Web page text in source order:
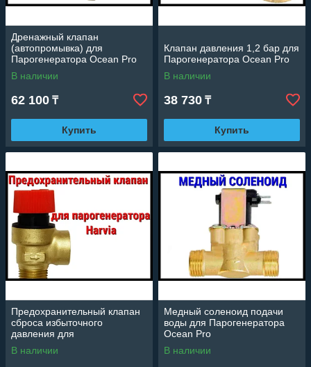
Дренажный клапан
(автопромывка) для
Парогенератора Ocean Pro
В наличии
62 100 ₸
Купить
Клапан давления 1,2 бар для
Парогенератора Ocean Pro
В наличии
38 730 ₸
Купить
Предохранительный клапан
сброса избыточного
давления для
Парогенератора Harvia
В наличии
Медный соленоид подачи
воды для Парогенератора
Ocean Pro
В наличии